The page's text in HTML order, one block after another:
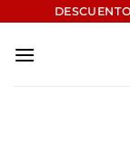
contenido